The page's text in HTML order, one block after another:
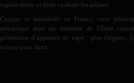
vapeur dense et tiède exaltant les arômes.
Conçue et assemblée en France, cette
mécanique dans un diamètre de 15mm
génération d’appareils de vape : plus élégants,
conçus pour durer.